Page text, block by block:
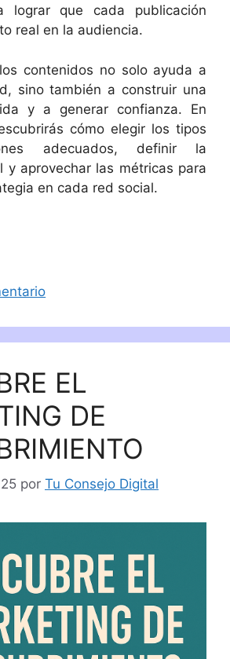
lograr que cada publicación
real en la audiencia.
contenidos no solo ayuda a
sino también a construir una
y a generar confianza. En
cómo elegir los tipos
adecuados, definir la
y aprovechar las métricas para
en cada red social.
EL
DE
por Tu Consejo Digital